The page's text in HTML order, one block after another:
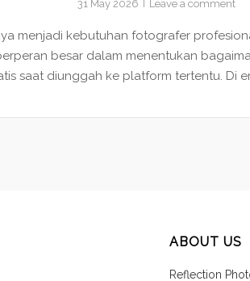
31 May 2026 Leave a comment
menjadi kebutuhan fotografer
besar dalam menentukan
saat diunggah ke platform tertentu. Di
ABOUT US
Reflection